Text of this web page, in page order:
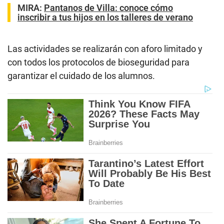
MIRA: Pantanos de Villa: conoce cómo
inscribir a tus hijos en los talleres de verano
Las actividades se realizarán con aforo limitado y
con todos los protocolos de bioseguridad para
garantizar el cuidado de los alumnos.